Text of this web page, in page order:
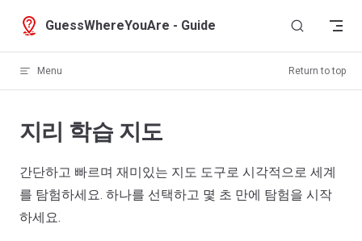
Skip to content
GuessWhereYouAre - Guide
Menu Return to top
지리 학습 지도
간단하고 빠르며 재미있는 지도 도구로 시각적으로 세계
를 탐험하세요. 하나를 선택하고 몇 초 만에 탐험을 시작
하세요.